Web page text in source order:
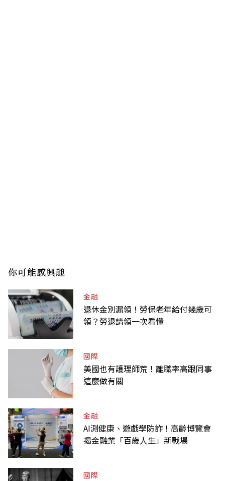
你可能感興趣
金融
退休金別漏領！勞保老年給付幾歲可
領？勞退請領一次看懂
國際
美國也有護理師荒！離職率高跟同事
這麼做有關
金融
AI測健康、遊戲學防詐！高齡博覽會
揭金融業「百歲人生」新戰場
國際